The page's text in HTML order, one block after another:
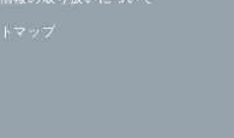
マップ